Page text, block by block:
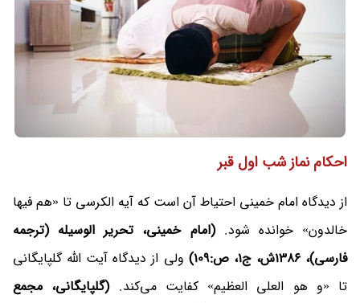
احکام نماز شب اول قبر
از دیدگاه امام خمینی احتیاط آن است که آیه الکرسی تا «هم فیها
خالدون» خوانده شود. (امام خمینی، تحریر الوسیله (ترجمه
فارسی)، 1386ش، ج1، ص:109)
ولی از دیدگاه آیت الله گلپایگانی
تا «و هو العلی العظیم» کفایت می‌کند. (گلپایگانی، مجمع